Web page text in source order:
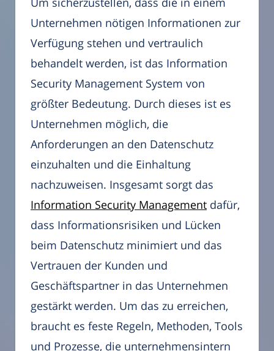
Unternehmen nötigen Informationen zur
Verfügung stehen und vertraulich
behandelt werden, ist das Information
Security Management System von
größter Bedeutung. Durch dieses ist es
Unternehmen möglich, die
Anforderungen an den Datenschutz
einzuhalten und die Einhaltung
nachzuweisen. Insgesamt sorgt das
Information Security Management dafür,
dass Informationsrisiken und Lücken
beim Datenschutz minimiert und das
Vertrauen der Kunden und
Geschäftspartner in das Unternehmen
gestärkt werden. Um das zu erreichen,
braucht es feste Regeln, Methoden, Tools
und Prozesse, die unternehmensintern